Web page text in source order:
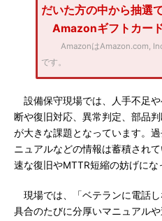
だいた方の中から抽選
Amazonギフトカー
AmazonはAmazon.com,
です。
設備保守現場では、人手不足
断や復旧対応、異常判定、部品
が大きな課題となっています。
ニュアルなどの情報は蓄積され
速な復旧やMTTR短縮の妨げにな
現場では、「ベテランに電話
具合のたびに分厚いマニュアル